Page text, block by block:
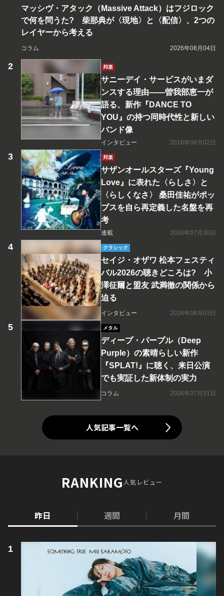
マッシヴ・アタック（Massive Attack）はフジロック
で何を問うた? 柴那典が〈現地〉と〈配信〉、2つの
レイヤーから考える
コラム 2026年08月04日
邦楽
サニーデイ・サービスがいまダ
ンスする理由――曽我部恵一が
語る、新作『DANCE TO
YOU』の持つ同時代性と新しい
バンド像
インタビュー 2016年08月02日
邦楽
サザンオールスターズ『Young
Love』に表れた〈らしさ〉と
〈らしくなさ〉 桑田佳祐がポッ
プスを自ら再定義した名盤を再
考
連載 2026年07月30日
クラシック
セイジ・オザワ 松本フェスティ
バル2026の聴きどころは? 小
澤征爾と盟友 武満徹の関係から
迫る
インタビュー 2026年08月03日
メタル
ディープ・パープル（Deep
Purple）の素晴らしい新作
『SPLAT!』に聴く、来日公演
でも実証した新体制の実力
コラム 2026年07月31日
人気記事一覧へ
RANKING人気レビュー
昨日 週間 月間